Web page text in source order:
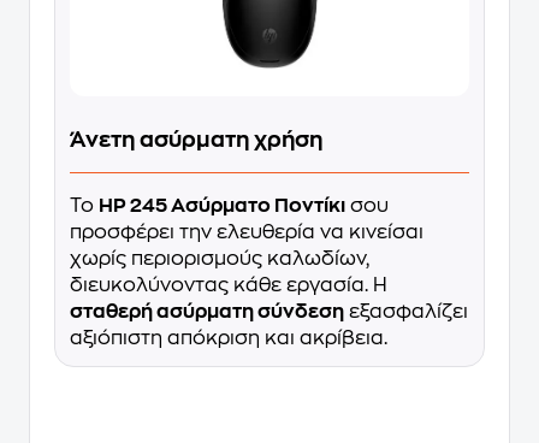
Άνετη ασύρματη χρήση
Το HP 245 Ασύρματο Ποντίκι σου
προσφέρει την ελευθερία να κινείσαι
χωρίς περιορισμούς καλωδίων,
διευκολύνοντας κάθε εργασία. Η
σταθερή ασύρματη σύνδεση εξασφαλίζει
αξιόπιστη απόκριση και ακρίβεια.